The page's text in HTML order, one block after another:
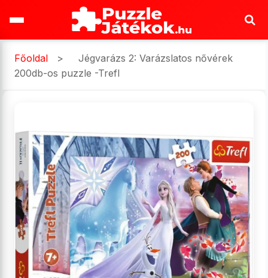
Főoldal >
Jégvarázs 2: Varázslatos nővérek
200db-os puzzle -Trefl